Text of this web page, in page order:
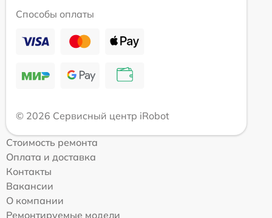
Способы оплаты
© 2026 Сервисный центр iRobot
Стоимость ремонта
Оплата и доставка
Контакты
Вакансии
О компании
Ремонтируемые модели